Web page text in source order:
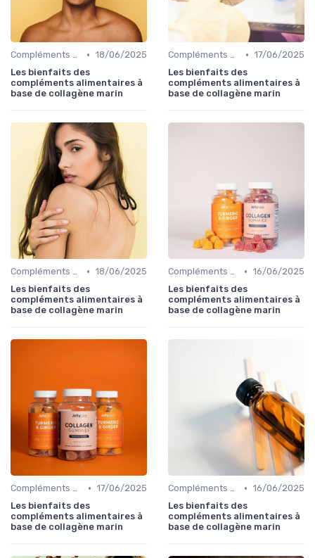
Compléments Alimentaires • 18/06/2025
Les bienfaits des
compléments alimentaires à
base de collagène marin
Compléments Alimentaires • 17/06/2025
Les bienfaits des
compléments alimentaires à
base de collagène marin
Compléments Alimentaires • 18/06/2025
Les bienfaits des
compléments alimentaires à
base de collagène marin
Compléments Alimentaires • 16/06/2025
Les bienfaits des
compléments alimentaires à
base de collagène marin
Compléments Alimentaires • 17/06/2025
Les bienfaits des
compléments alimentaires à
base de collagène marin
Compléments Alimentaires • 16/06/2025
Les bienfaits des
compléments alimentaires à
base de collagène marin